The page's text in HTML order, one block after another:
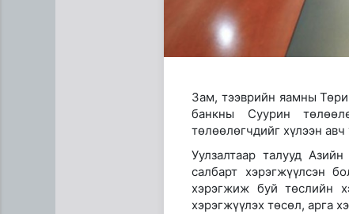
Зам, тээврийн яамны
банкны Суурин
төлөөлөгчдийг хүлээн авч
Уулзалтаар талууд
салбарт хэрэгжүүлсэн
хэрэгжиж буй төслийн
хэрэгжүүлэх төсөл, арга